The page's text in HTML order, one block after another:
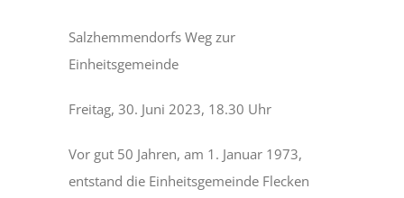
Hallo Kinder
Salzhemmendorfs Weg zur
Einheitsgemeinde
Freitag, 30. Juni 2023, 18.30 Uhr
Vor gut 50 Jahren, am 1. Januar 1973,
entstand die Einheitsgemeinde Flecken